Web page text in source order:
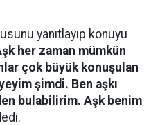
yanıtlayıp konuyu
her zaman mümkün
çok büyük konuşulan
şimdi. Ben aşkı
bulabilirim. Aşk benim